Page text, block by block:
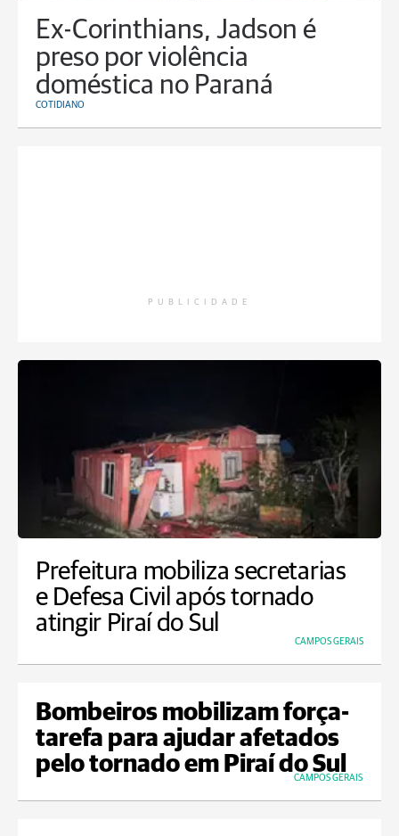
Ex-Corinthians, Jadson é
preso por violência
doméstica no Paraná
COTIDIANO
PUBLICIDADE
Prefeitura mobiliza secretarias
e Defesa Civil após tornado
atingir Piraí do Sul
CAMPOS GERAIS
Bombeiros mobilizam força-
tarefa para ajudar afetados
pelo tornado em Piraí do Sul
CAMPOS GERAIS